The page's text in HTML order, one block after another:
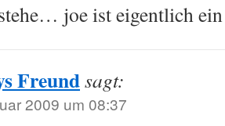
joe ist eigentlich
Freundsagt:
2009 um 08:37